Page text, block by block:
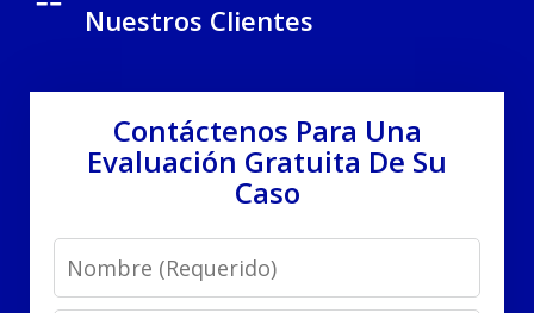
Nuestros Clientes
Contáctenos Para Una
Evaluación Gratuita De Su
Caso
Name